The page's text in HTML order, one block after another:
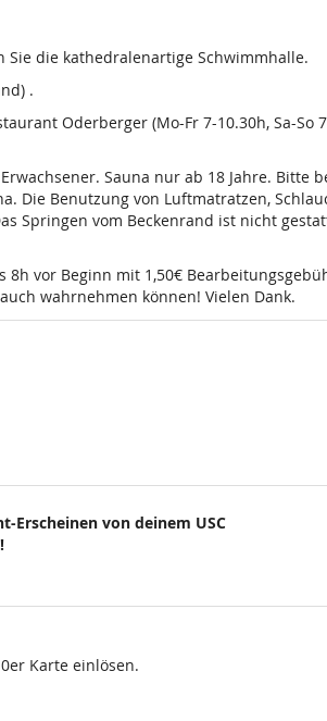
die kathedralenartige Schwimmhalle.
.
Oderberger (Mo-Fr 7-10.30h, Sa-
Sauna nur ab 18 Jahre. Bitte
Die Benutzung von Luftmatratzen,
Springen vom Beckenrand ist nicht
vor Beginn mit 1,50€
wahrnehmen können! Vielen Dank.
Erscheinen von deinem USC
Karte einlösen.